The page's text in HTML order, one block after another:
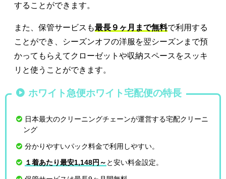
することができます。
また、保管サービスも最長９ヶ月まで無料で利用する
ことができ、シーズンオフの洋服を翌シーズンまで預
かってもらえてクローゼットや収納スペースをスッキ
リと使うことができます。
ホワイト急便ホワイト宅配便の特長
日本最大のクリーニングチェーンが運営する宅配クリーニ
ング
分かりやすいパック料金で利用しやすい。
１着あたり最安1,148円～ と安い料金設定。